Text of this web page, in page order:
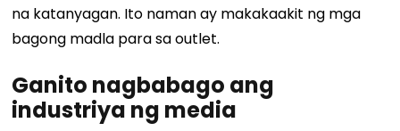
na katanyagan. Ito naman ay makakaakit ng mga
bagong madla para sa outlet.
Ganito nagbabago ang
industriya ng media